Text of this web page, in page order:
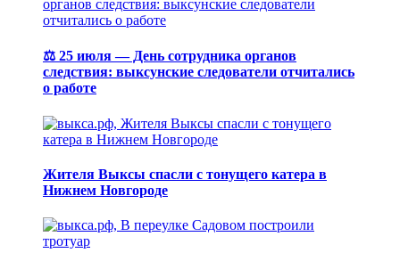
⚖️ 25 июля — День сотрудника органов
следствия: выксунские следователи отчитались
о работе
Жителя Выксы спасли с тонущего катера в
Нижнем Новгороде